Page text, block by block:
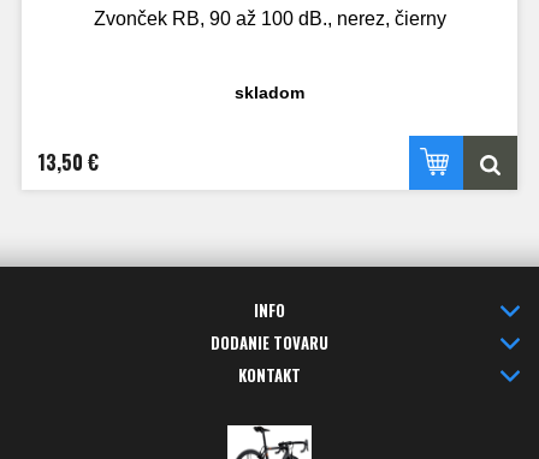
Zvonček RB, 90 až 100 dB., nerez, čierny
skladom
13,50 €
INFO
DODANIE TOVARU
KONTAKT